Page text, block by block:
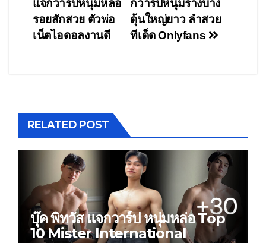
navigation
กวาร์ปหนุ่มร่างบาง
ดุ้นใหญ่ยาว ลำสวย
ทีเด็ด Onlyfans
แจกวาร์ปหนุ่มหล่อ
รอยสักสวย ตัวพ่อ
เน็ตไอดอลงานดี
RELATED POST
บุ๊ค พิทวัส แจกวาร์ป หนุ่มหล่อ Top
10 Mister International